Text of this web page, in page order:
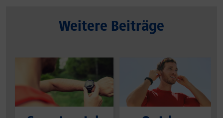
Weitere Beiträge